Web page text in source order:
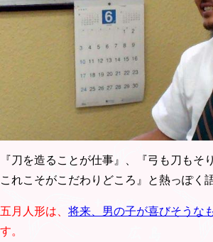
『刀を造ることが仕事』、『弓も刀もそ
これこそがこだわりどころ』と熱っぽく
五月人形は、 将来、男の子が喜びそうな
す。